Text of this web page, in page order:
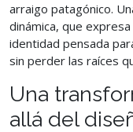
arraigo patagónico.
dinámica, que
identidad pensada
sin perder las raíces
Una
allá del